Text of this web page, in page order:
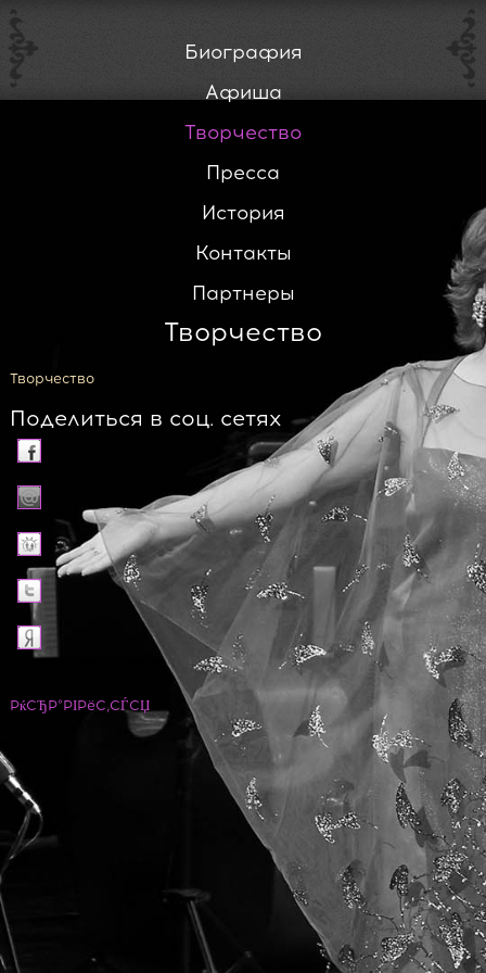
Биография
Афиша
Творчество
Пресса
История
Контакты
Партнеры
Творчество
Творчество
Поделиться в соц. сетях
РќСЂР°РІРёС‚СЃСЏ